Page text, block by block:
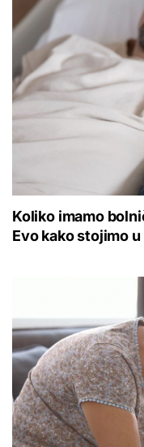
Koliko imamo
Evo kako stojimo u